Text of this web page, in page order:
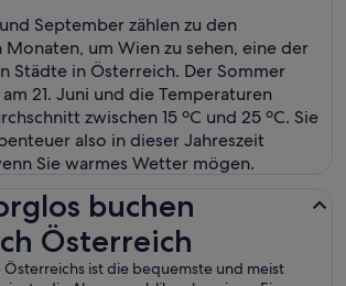
September zählen zu den
um Wien zu sehen, eine der
Städte in Österreich. Der Sommer
21. Juni und die Temperaturen
zwischen 15 ºC und 25 ºC. Sie
also in dieser Jahreszeit
Sie warmes Wetter mögen.
buchen
Österreich
Österreichs ist die bequemste und meist